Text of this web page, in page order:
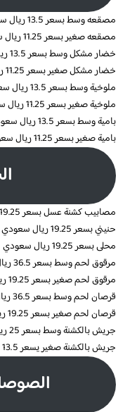
مصقعه وسط بسعر 13.5 ريال سعودي
مصقعه صغير بسعر 11.25 ريال سعودي
خضار مشكل وسط بسعر 13.5 ريال سعودي
خضار مشكل صغير بسعر 11.25 ريال سعودي
ملوخية وسط بسعر 13.5 ريال سعودي
ملوخية صغير بسعر 11.25 ريال سعودي
بامية وسط بسعر 13.5 ريال سعودي
بامية صغير بسعر 11.25 ريال سعودي
مصابيب كشنة عسل بسعر 19.25 ريال سعودي
حنيني بسعر 19.25 ريال سعودي
محلى بسعر 19.25 ريال سعودي
مرقوق لحم وسط بسعر 36.5 ريال سعودي
مرقوق لحم صغير بسعر 19.25 ريال سعودي
قرصان لحم وسط بسعر 36.5 ريال سعودي
قرصان لحم صغير بسعر 19.25 ريال سعودي
جريش بالكشنة وسط بسعر 25 ريال سعودي
جريش بالكشنة صغير يسعر 13.5 ريال سعودي